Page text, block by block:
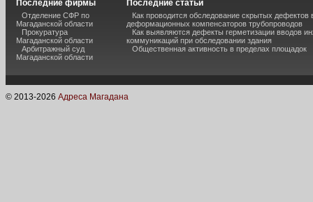
Последние фирмы
Отделение СФР по
Магаданской области
Прокуратура
Магаданской области
Арбитражный суд
Магаданской области
Последние статьи
Как проводится обследование скрытых дефектов
деформационных компенсаторов трубопроводов
Как выявляются дефекты герметизации вводов
коммуникаций при обследовании здания
Общественная активность в пределах площадок
© 2013-2026 Адреса Магадана